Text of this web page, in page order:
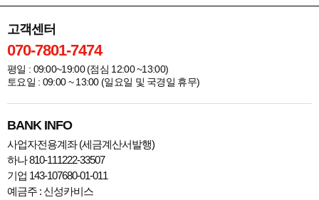
고객센터
070-7801-7474
평일 : 09:00~19:00 (점심 12:00 ~13:00)
토요일 : 09:00 ~ 13:00 (일요일 및 국경일 휴무)
BANK INFO
사업자전용계좌 (세금계산서발행)
하나 810-111222-33507
기업 143-107680-01-011
예금주 : 신성카비스